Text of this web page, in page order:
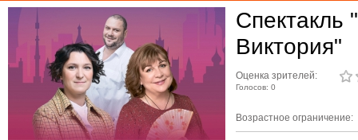
Спектакль
Виктория"
Оценка зрителей:
Голосов: 0
Возрастное ограничение: